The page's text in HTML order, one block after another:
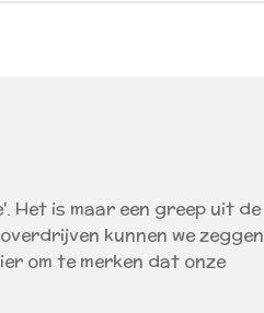
Het is maar een greep uit de
kunnen we zeggen
om te merken dat onze